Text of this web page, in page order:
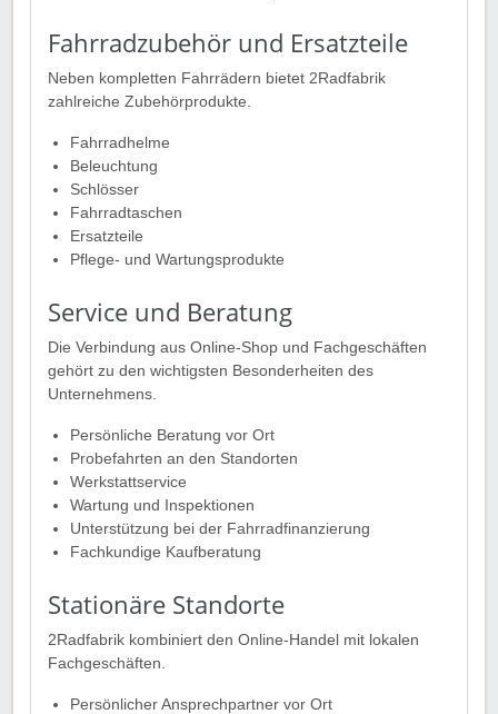
Fahrradzubehör und Ersatzteile
Neben kompletten Fahrrädern bietet 2Radfabrik
zahlreiche Zubehörprodukte.
Fahrradhelme
Beleuchtung
Schlösser
Fahrradtaschen
Ersatzteile
Pflege- und Wartungsprodukte
Service und Beratung
Die Verbindung aus Online-Shop und Fachgeschäften
gehört zu den wichtigsten Besonderheiten des
Unternehmens.
Persönliche Beratung vor Ort
Probefahrten an den Standorten
Werkstattservice
Wartung und Inspektionen
Unterstützung bei der Fahrradfinanzierung
Fachkundige Kaufberatung
Stationäre Standorte
2Radfabrik kombiniert den Online-Handel mit lokalen
Fachgeschäften.
Persönlicher Ansprechpartner vor Ort